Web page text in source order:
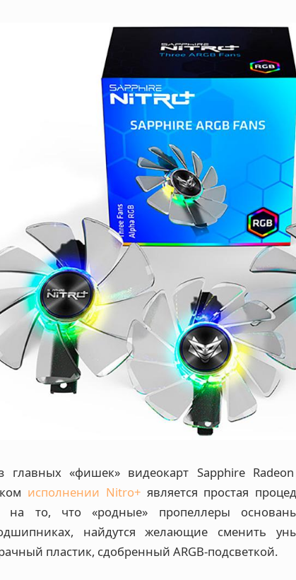
главных «фишек» видеокарт Sapphire
исполнении Nitro+является простая
на то, что «родные» пропеллеры
найдутся желающие сменить
пластик, сдобренный ARGB-подсветкой.